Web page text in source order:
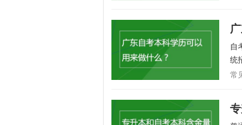
自
统
常